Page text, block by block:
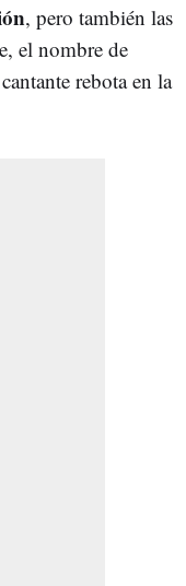
, pero también las
el nombre de
rebota en la